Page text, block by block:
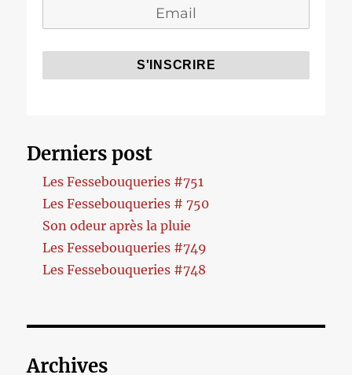
Derniers post
Les Fessebouqueries #751
Les Fessebouqueries # 750
Son odeur après la pluie
Les Fessebouqueries #749
Les Fessebouqueries #748
Archives